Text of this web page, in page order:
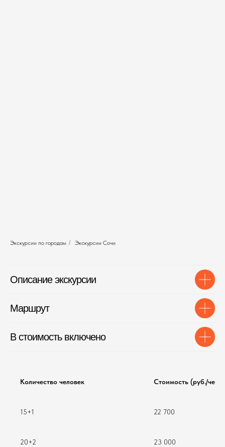
Экскурсии по городам / Экскурсии Сочи
Описание экскурсии
Маршрут
В стоимость включено
Количество человек Стоимость (руб./чел.)
15+1 22 700
20+2 23 000